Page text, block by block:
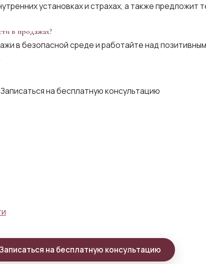
установках и страхах, а также предложит
в продажах?
в безопасной среде и работайте над
Записаться на бесплатную консультацию
Записаться на бесплатную консультацию